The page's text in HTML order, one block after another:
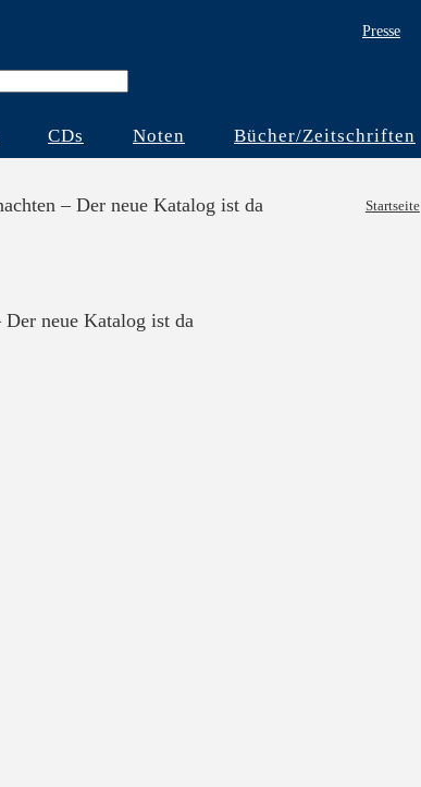
Presse
CDs Noten Bücher/Zeitschriften
– Der neue Katalog ist da Startseite
neue Katalog ist da